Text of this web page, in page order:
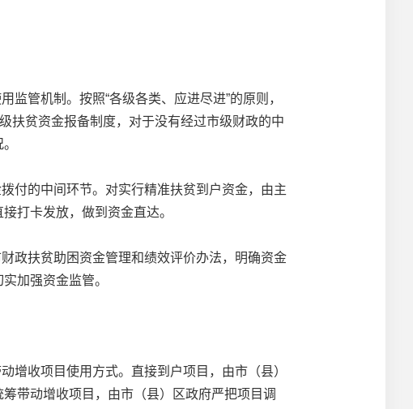
管机制。按照“各级各类、应进尽进”的原则，
扶贫资金报备制度，对于没有经过市级财政的中
的中间环节。对实行精准扶贫到户资金，由主
打卡发放，做到资金直达。
扶贫助困资金管理和绩效评价办法，明确资金
加强资金监管。
收项目使用方式。直接到户项目，由市（县）
带动增收项目，由市（县）区政府严把项目调